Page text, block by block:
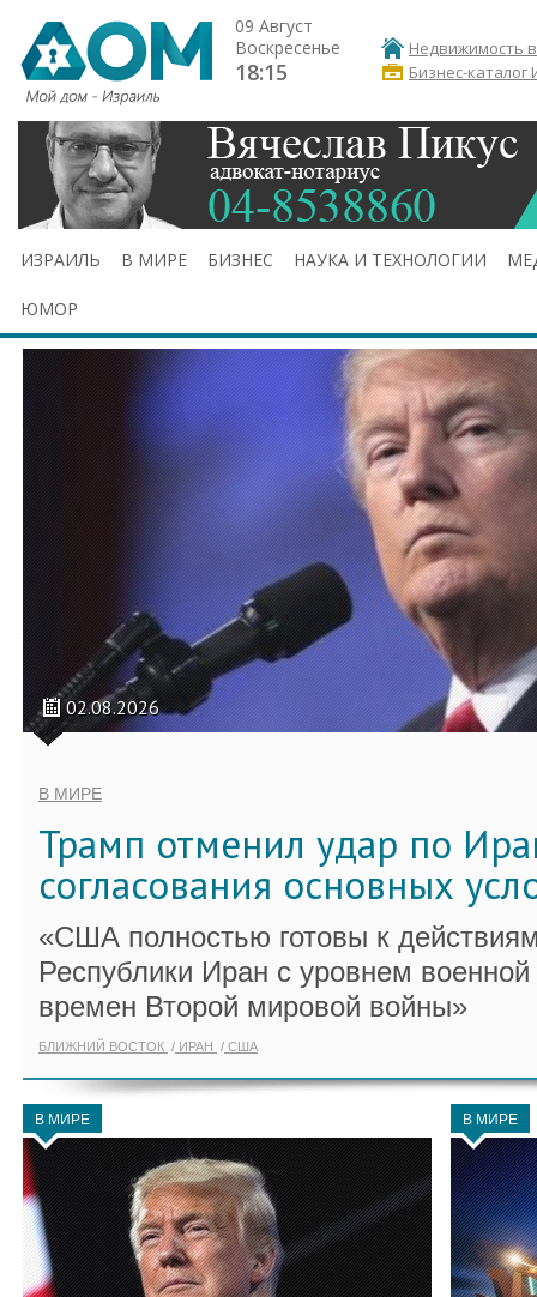
09 Август
Воскресенье
18:15
Недвижимость
Бизнес-каталог
ИЗРАИЛЬ В МИРЕ БИЗНЕС НАУКА И ТЕХНОЛОГИИ
ЮМОР
02.08.2026
В МИРЕ
Трамп отменил удар по
согласования основных
«США полностью готовы к
Республики Иран с уровнем
времен Второй мировой войны»
БЛИЖНИЙ ВОСТОК ИРАН США
В МИРЕ В МИРЕ